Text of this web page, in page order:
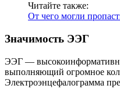
Читайте также:
От чего могли
Значимость ЭЭГ
ЭЭГ —
выполняющий огромное
Электроэнцефалограмма